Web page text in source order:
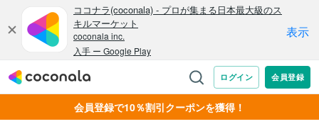
会員登録で10％割引クーポンを獲得！